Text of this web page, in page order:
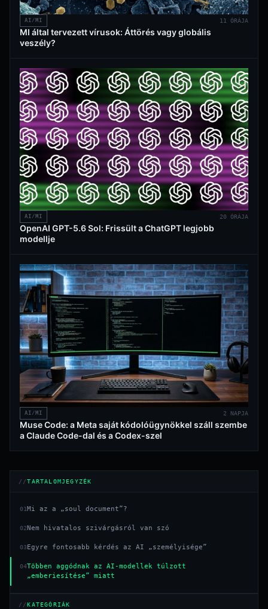
AI/MI 11 ÓRÁJA
MI által tervezett vírusok: Áttörés vagy globális
veszély?
AI/MI 20 ÓRÁJA
OpenAI GPT-5.6 Sol: Frissült a ChatGPT legjobb
modellje
AI/MI 2 NAPJA
Muse Code: a Meta saját kódolóügynökkel száll szembe
a Claude Code-dal és a Codex-szel
TARTALOMJEGYZÉK
01Mi az a „soul document”?
02Nem hivatalos szivárgásról van szó
03 Egyre fontosabb kérdés az AI „személyisége”
04Többen aggódnak az AI-modellek túlzott
„emberiesítése” miatt
KATEGÓRIÁK